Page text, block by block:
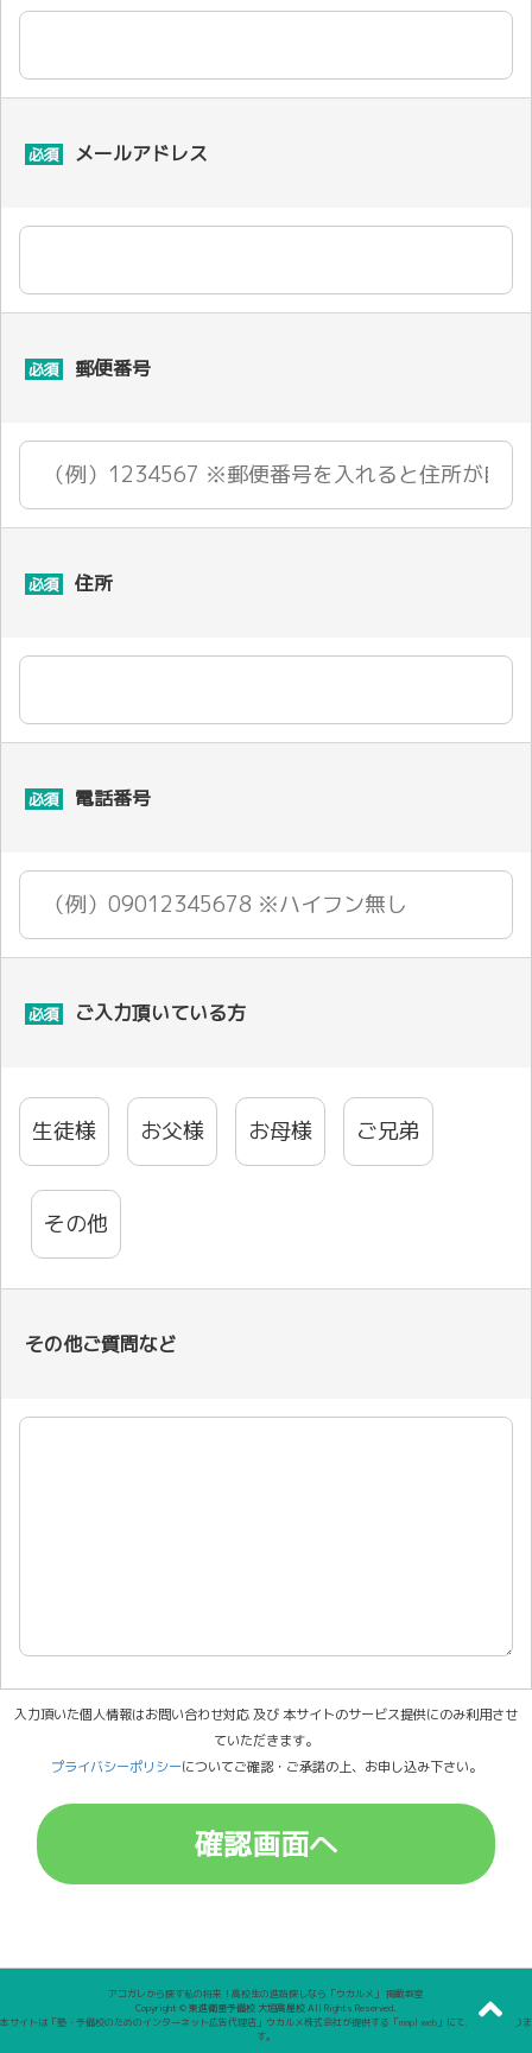
必須 メールアドレス
必須 郵便番号
必須 住所
必須 電話番号
必須 ご入力頂いている方
生徒様 お父様 お母様 ご兄弟
その他
その他ご質問など
入力頂いた個人情報はお問い合わせ対応 及び 本サイトのサービス提供にのみ利用させ
ていただきます。
プライバシーポリシーについてご確認・ご承諾の上、お申し込み下さい。
アコガレから探す私の将来！高校生の進路探しなら「ウカルメ」 掲載教室
Copyright © 東進衛星予備校 大垣高屋校 All Rights Reserved.
本サイトは「塾・予備校のためのインターネット広告代理店」ウカルメ株式会社が提供する「mapl web」にて運営しておりま
す。